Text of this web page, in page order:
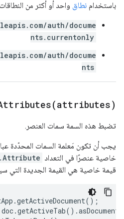
باستخدام نطاق واحد أو أكثر من النطاقات
auth/docume
nts.currentonly
auth/docume
nts
attributes)
تضبط هذه السمة سمات العنصر.
يجب أن تكون مَعلمة السمات المحدّدة
خاصية عنصرًا في التعداد
قيمة خاصية هي القيمة الجديدة التي
.getActiveDocument();
doc.getActiveTab().